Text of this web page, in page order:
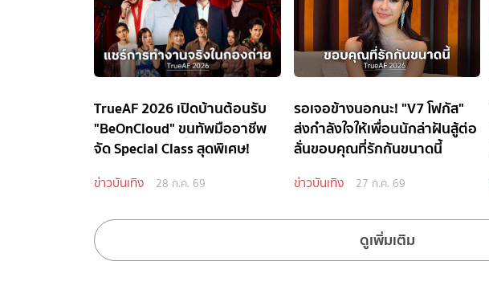
TrueAF 2026 เปิดบ้านต้อนรับ
"BeOnCloud" ขนทัพมืออาชีพ
จัด Special Class สุดพิเศษ!
ข่าวบันเทิง 28 ก.ค. 69
รอเจอข้างนอกนะ! "V7 โฟกัส"
ส่งกำลังใจให้เพื่อนนักล่าฝันสู้ต่อ
ลั่นขอบคุณที่รักกันขนาดนี้
ข่าวบันเทิง 27 ก.ค. 69
ดูเพิ่มเติม